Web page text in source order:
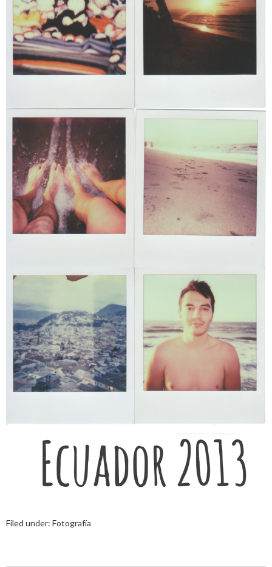
Filed under: Fotografía